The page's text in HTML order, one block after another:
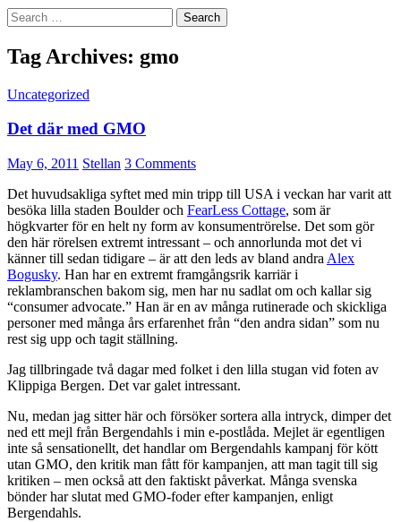
Search
for:
Tag Archives: gmo
Uncategorized
Det där med GMO
May 6, 2011 Stellan 3 Comments
Det huvudsakliga syftet med min tripp till USA i veckan har varit att
besöka lilla staden Boulder och FearLess Cottage, som är
högkvarter för en helt ny form av konsumentrörelse. Det som gör
den här rörelsen extremt intressant – och annorlunda mot det vi
känner till sedan tidigare – är att den leds av bland andra Alex
Bogusky. Han har en extremt framgångsrik karriär i
reklambranschen bakom sig, men har nu sadlat om och kallar sig
“consumer advocate.” Han är en av många rutinerade och skickliga
personer med många års erfarenhet från “den andra sidan” som nu
rest sig upp och tagit ställning.
Jag tillbringade två dagar med folket i den lilla stugan vid foten av
Klippiga Bergen. Det var galet intressant.
Nu, medan jag sitter här och försöker sortera alla intryck, dimper det
ned ett mejl från Bergendahls i min e-postlåda. Mejlet är egentligen
inte så sensationellt, det handlar om Bergendahls kampanj för kött
utan GMO, den kritik man fått för kampanjen, att man tagit till sig
kritiken – men också att den faktiskt påverkat. Många svenska
bönder har slutat med GMO-foder efter kampanjen, enligt
Bergendahls.